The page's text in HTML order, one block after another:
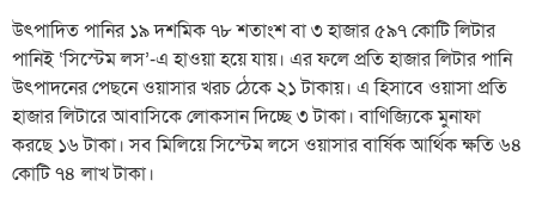
উৎপাদিত পানির ১৯ দশমিক ৭৮ শতাংশ বা ৩ হাজার ৫৯৭ কোটি লিটার
পানিই ‘সিস্টেম লস’-এ হাওয়া হয়ে যায়। এর ফলে প্রতি হাজার লিটার পানি
উৎপাদনের পেছনে ওয়াসার খরচ ঠেকে ২১ টাকায়। এ হিসাবে ওয়াসা প্রতি
হাজার লিটারে আবাসিকে লোকসান দিচ্ছে ৩ টাকা। বাণিজ্যিকে মুনাফা
করছে ১৬ টাকা। সব মিলিয়ে সিস্টেম লসে ওয়াসার বার্ষিক আর্থিক ক্ষতি ৬৪
কোটি ৭৪ লাখ টাকা।